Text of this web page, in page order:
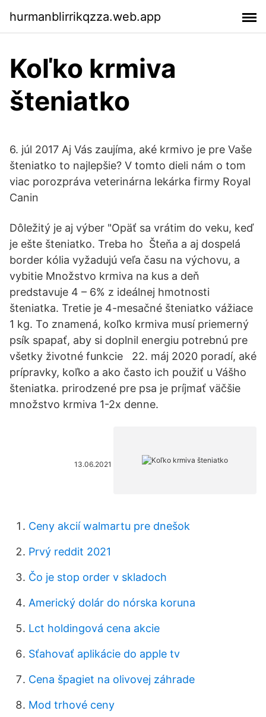
hurmanblirrikqzza.web.app
Koľko krmiva
šteniatko
6. júl 2017 Aj Vás zaujíma, aké krmivo je pre Vaše
šteniatko to najlepšie? V tomto dieli nám o tom
viac porozpráva veterinárna lekárka firmy Royal
Canin
Dôležitý je aj výber "Opäť sa vrátim do veku, keď
je ešte šteniatko. Treba ho Šteňa a aj dospelá
border kólia vyžadujú veľa času na výchovu, a
vybitie Množstvo krmiva na kus a deň
predstavuje 4 – 6% z ideálnej hmotnosti
šteniatka. Tretie je 4-mesačné šteniatko vážiace
1 kg. To znamená, koľko krmiva musí priemerný
psík spapať, aby si doplnil energiu potrebnú pre
všetky životné funkcie 22. máj 2020 poradí, aké
prípravky, koľko a ako často ich použiť u Vášho
šteniatka. prirodzené pre psa je príjmať väčšie
množstvo krmiva 1-2x denne.
13.06.2021
Ceny akcií walmartu pre dnešok
Prvý reddit 2021
Čo je stop order v skladoch
Americký dolár do nórska koruna
Lct holdingová cena akcie
Sťahovať aplikácie do apple tv
Cena špagiet na olivovej záhrade
Mod trhové ceny